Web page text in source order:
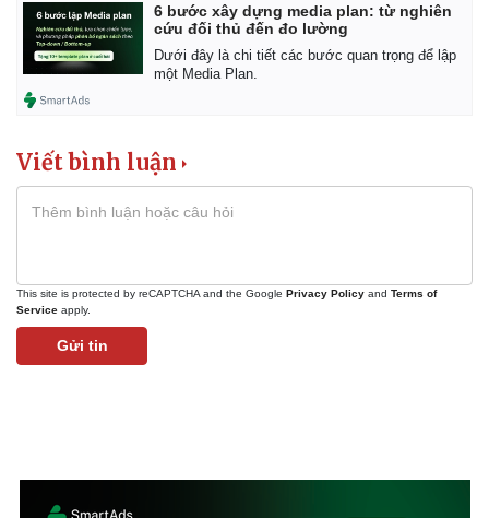
6 bước xây dựng media plan: từ nghiên
cứu đối thủ đến đo lường
Dưới đây là chi tiết các bước quan trọng để lập
một Media Plan.
Viết bình luận
This site is protected by reCAPTCHA and the Google Privacy Policy and Terms of
Service apply.
Gửi tin